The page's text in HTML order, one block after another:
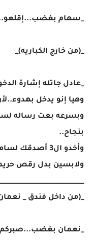
_سهام
_(من خارج الكباريه)_
_عادل جاتله إشارة
وهيا إنو يدخل
وبسرعه بعت رساله
بنجاح..
وأخدو ال3
ولابسين بدل رقص
_(من داخل فندق _
_نعمان بغضب...صبركم